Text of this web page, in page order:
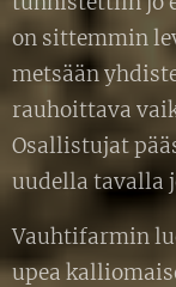
on sittemmin
metsään
rauhoittava
Osallistujat
uudella tavalla
Vauhtifarmin
upea